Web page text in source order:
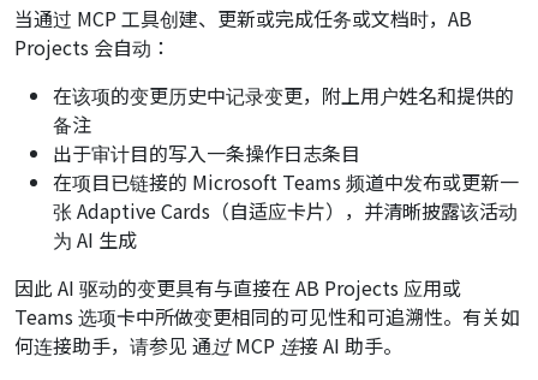
当通过 MCP 工具创建、更新或完成任务或文档时，AB
Projects 会自动：
在该项的变更历史中记录变更，附上用户姓名和提供的
备注
出于审计目的写入一条操作日志条目
在项目已链接的 Microsoft Teams 频道中发布或更新一
张 Adaptive Cards（自适应卡片），并清晰披露该活动
为 AI 生成
因此 AI 驱动的变更具有与直接在 AB Projects 应用或
Teams 选项卡中所做变更相同的可见性和可追溯性。有关如
何连接助手，请参见 通过 MCP 连接 AI 助手。